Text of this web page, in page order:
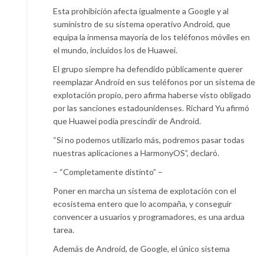
Esta prohibición afecta igualmente a Google y al
suministro de su sistema operativo Android, que
equipa la inmensa mayoría de los teléfonos móviles en
el mundo, incluidos los de Huawei.
El grupo siempre ha defendido públicamente querer
reemplazar Android en sus teléfonos por un sistema de
explotación propio, pero afirma haberse visto obligado
por las sanciones estadounidenses. Richard Yu afirmó
que Huawei podía prescindir de Android.
“Si no podemos utilizarlo más, podremos pasar todas
nuestras aplicaciones a HarmonyOS”, declaró.
– “Completamente distinto” –
Poner en marcha un sistema de explotación con el
ecosistema entero que lo acompaña, y conseguir
convencer a usuarios y programadores, es una ardua
tarea.
Además de Android, de Google, el único sistema